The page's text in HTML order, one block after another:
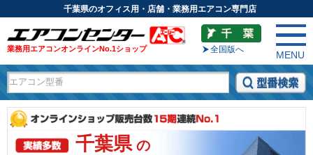
千葉県のオフィス用・店舗・業務用エアコン専門店
業務用エアコンオンラインNo.1ショップ 全国版へ
MENU
千葉県の